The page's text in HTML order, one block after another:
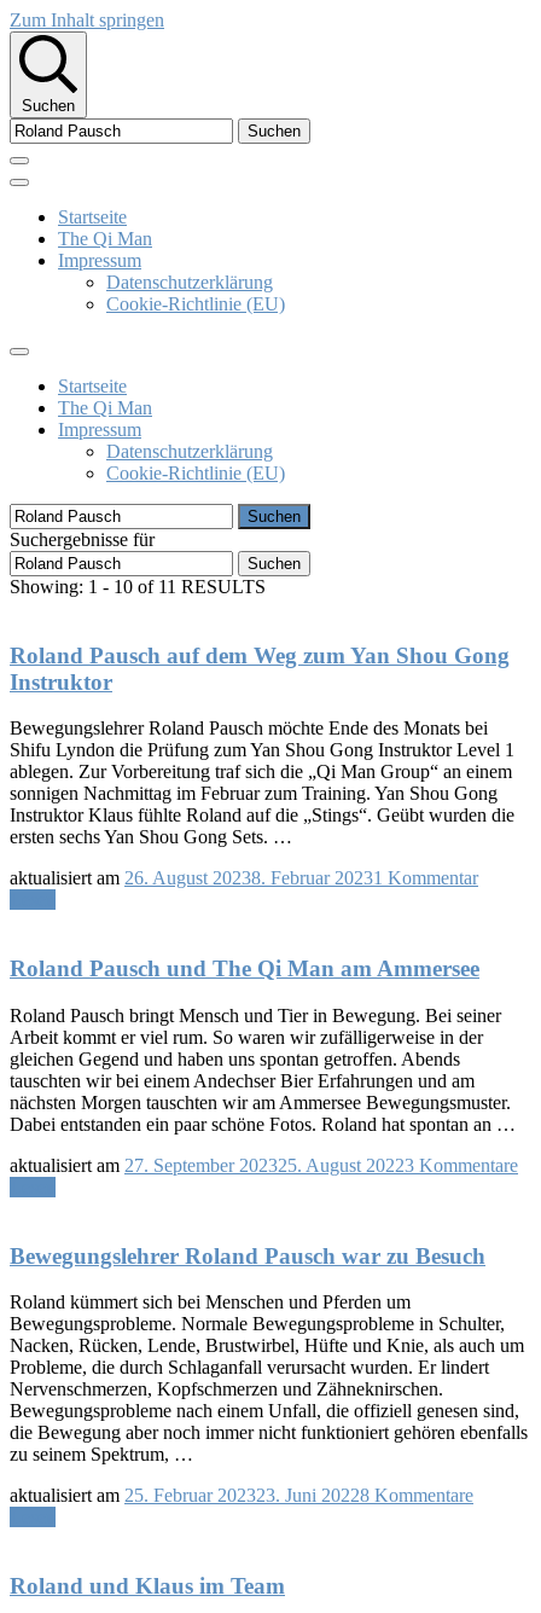
Zum Inhalt springen
Suchen
Suchen
nach:
Klaus Bieber
Startseite
The Qi Man
Impressum
Datenschutzerklärung
Cookie-Richtlinie (EU)
Startseite
The Qi Man
Impressum
Datenschutzerklärung
Cookie-Richtlinie (EU)
Suchen
nach:
Suchergebnisse für
Suchen
nach:
Showing: 1 - 10 of 11 RESULTS
Roland Pausch auf dem Weg zum Yan Shou Gong
Instruktor
Bewegungslehrer Roland Pausch möchte Ende des Monats bei
Shifu Lyndon die Prüfung zum Yan Shou Gong Instruktor Level 1
ablegen. Zur Vorbereitung traf sich die „Qi Man Group“ an einem
sonnigen Nachmittag im Februar zum Training. Yan Shou Gong
Instruktor Klaus fühlte Roland auf die „Stings“. Geübt wurden die
ersten sechs Yan Shou Gong Sets. …
aktualisiert am 26. August 20238. Februar 20231 Kommentarzu
dem
Weg
zum
Yan
Shou
Roland Pausch und The Qi Man am Ammersee
Roland Pausch bringt Mensch und Tier in Bewegung. Bei seiner
Arbeit kommt er viel rum. So waren wir zufälligerweise in der
gleichen Gegend und haben uns spontan getroffen. Abends
tauschten wir bei einem Andechser Bier Erfahrungen und am
nächsten Morgen tauschten wir am Ammersee Bewegungsmuster.
Dabei entstanden ein paar schöne Fotos. Roland hat spontan an …
aktualisiert am 27. September 202325. August 20223 Kommentarezu
Bewegungslehrer Roland Pausch war zu Besuch
Roland kümmert sich bei Menschen und Pferden um
Bewegungsprobleme. Normale Bewegungsprobleme in Schulter,
Nacken, Rücken, Lende, Brustwirbel, Hüfte und Knie, als auch um
Probleme, die durch Schlaganfall verursacht wurden. Er lindert
Nervenschmerzen, Kopfschmerzen und Zähneknirschen.
Bewegungsprobleme nach einem Unfall, die offiziell genesen sind,
die Bewegung aber noch immer nicht funktioniert gehören ebenfalls
zu seinem Spektrum, …
aktualisiert am 25. Februar 202323. Juni 20228 Kommentarezu
Roland und Klaus im Team